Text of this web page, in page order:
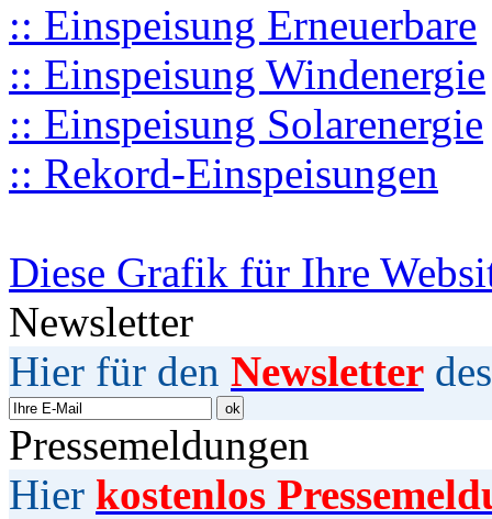
:: Einspeisung Erneuerbare
:: Einspeisung Windenergie
:: Einspeisung Solarenergie
:: Rekord-Einspeisungen
Diese Grafik für Ihre
Newsletter
Hier für den Newsletter
Pressemeldungen
Hier kostenlos